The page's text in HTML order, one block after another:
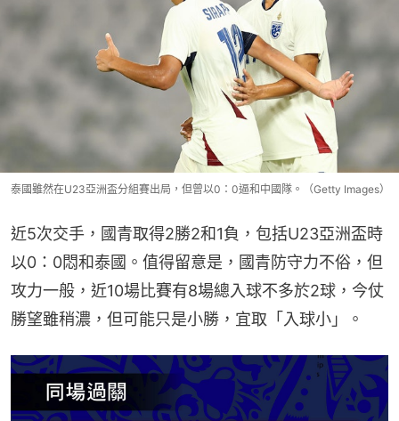
泰國雖然在U23亞洲盃分組賽出局，但曾以0：0逼和中國隊。（Getty Images）
近5次交手，國青取得2勝2和1負，包括U23亞洲盃時
以0：0悶和泰國。值得留意是，國青防守力不俗，但
攻力一般，近10場比賽有8場總入球不多於2球，今仗
勝望雖稍濃，但可能只是小勝，宜取「入球小」。